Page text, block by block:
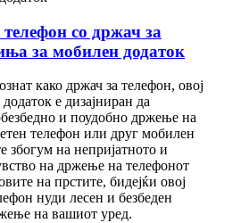
со држач за
за мобилен додаток
како држач за телефон, овој
е дизајниран да
и поудобно држење на
телефон или друг мобилен
збогум на непријатното и
на држење на телефонот
на прстите, бидејќи овој
нуди лесен и безбеден
на вашиот уред.